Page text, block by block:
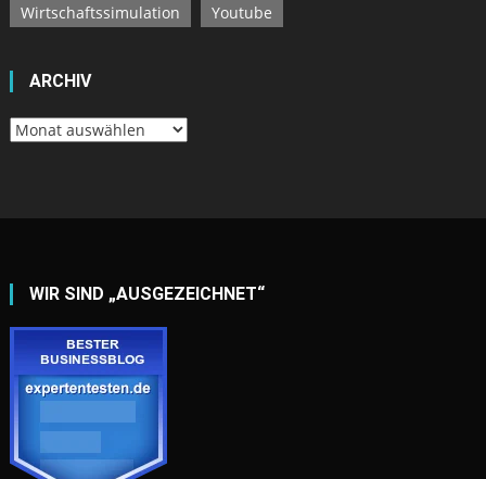
Wirtschaftssimulation
Youtube
ARCHIV
Archiv
WIR SIND „AUSGEZEICHNET“